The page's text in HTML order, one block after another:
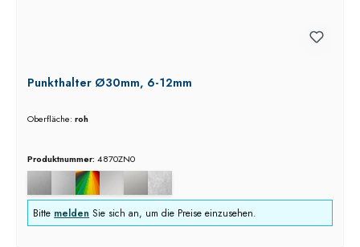
Punkthalter Ø30mm, 6-12mm
Oberfläche:roh
Produktnummer: 4870ZN0
Bitte melden Sie sich an, um die Preise einzusehen.